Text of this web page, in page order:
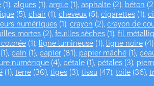
(1), algues(1), argile(1), asphalte(2), béton
(5), chair(1), cheveux(5), cigarettes(1),
numériques(1), crayon (2), crayon de
mortes(2), feuilles sèches(1), fil
(1), ligne lumineuse(1), ligne noire(4),
pain (1), papier(81), papier mâché(1),
numérique(4), pétale(1), pétales(3),
(1), terre(30), tiges(3), tissu(47), toile(36),